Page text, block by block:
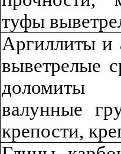
туфы
Аргиллиты и
выветрелые
доломиты
валунные
крепости,